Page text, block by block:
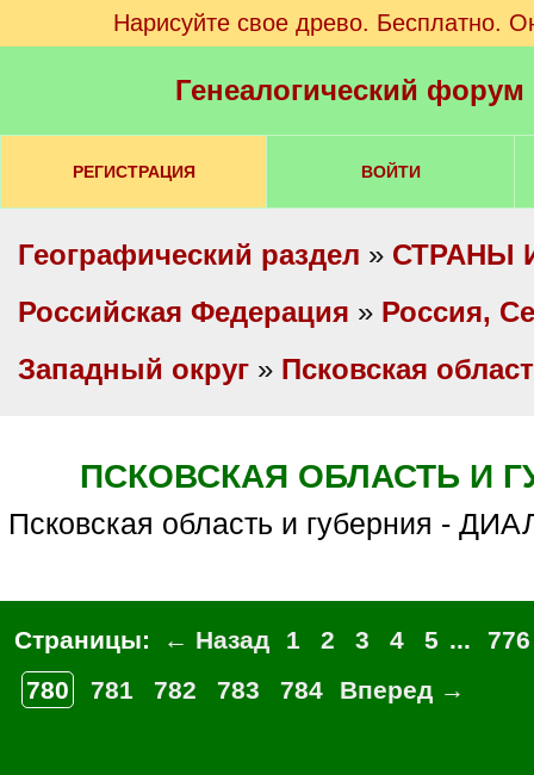
Нарисуйте свое древо. Бесплатно.
Генеалогический
РЕГИСТРАЦИЯ ВОЙТИ
Географический раздел » СТРАНЫ
Российская Федерация » Россия,
Западный округ » Псковская
ПСКОВСКАЯ ОБЛАСТЬ И
Псковская область и губерния -
Страницы: ← Назад 1 2 3 4 5 ...
776
780
781 782 783 784 Вперед →